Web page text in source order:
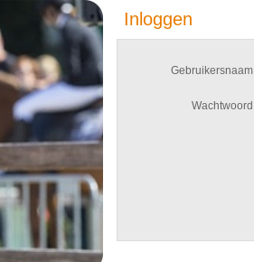
Inloggen
Gebruikersnaam
Wachtwoord